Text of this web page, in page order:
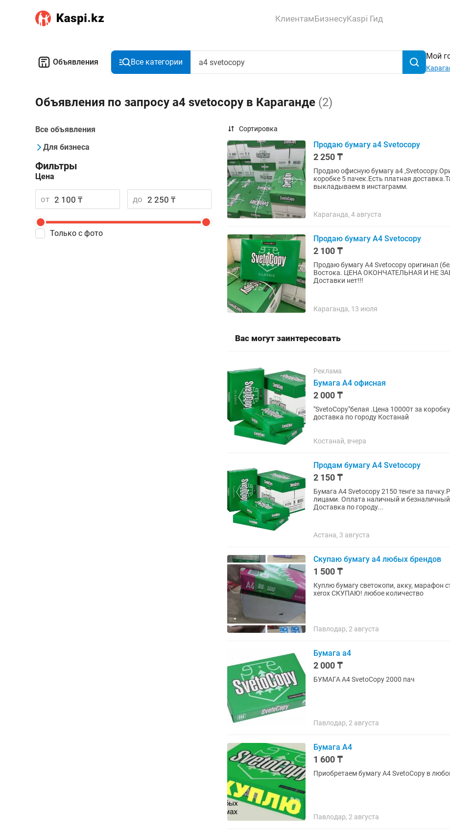
КлиентамБизнесуKaspi Гид
Объявления Все категории
Мой
Объявления по запросу а4 svetocopy в Караганде (2)
Все объявления
Для бизнеса
Фильтры
Цена
от до
Только с фото
Сортировка
Продаю бумагу а4 Svetocopy
2 250 ₸
Продаю офисную бумагу а4
коробке 5 пачек.Есть платная
выкладываем в инстаграмм.
Караганда, 4 августа
Продаю бумагу А4 Svetocopy
2 100 ₸
Продаю бумагу А4 Svetocopy оригинал
Востока. ЦЕНА ОКОНЧАТЕЛЬНАЯ И НЕ
Доставки нет!!!
Караганда, 13 июля
Вас могут заинтересовать
Реклама
Бумага А4 офисная
2 000 ₸
"SvetoCopy"белая .Цена 10000т за
доставка по городу Костанай
Костанай, вчера
Продам бумагу А4 Svetocopy
2 150 ₸
Бумага А4 Svetocopy 2150 тенге за
лицами. Оплата наличный и
Доставка по городу...
Астана, 3 августа
Скупаю бумагу а4 любых брендов
1 500 ₸
Куплю бумагу светокопи, акку, марафон стандарт,
xerox СКУПАЮ! любое количество
Павлодар, 2 августа
Бумага а4
2 000 ₸
БУМАГА А4 SvetoCopy 2000 пач
Павлодар, 2 августа
Бумага А4
1 600 ₸
Приобретаем бумагу А4 SvetoCopy в
Павлодар, 2 августа